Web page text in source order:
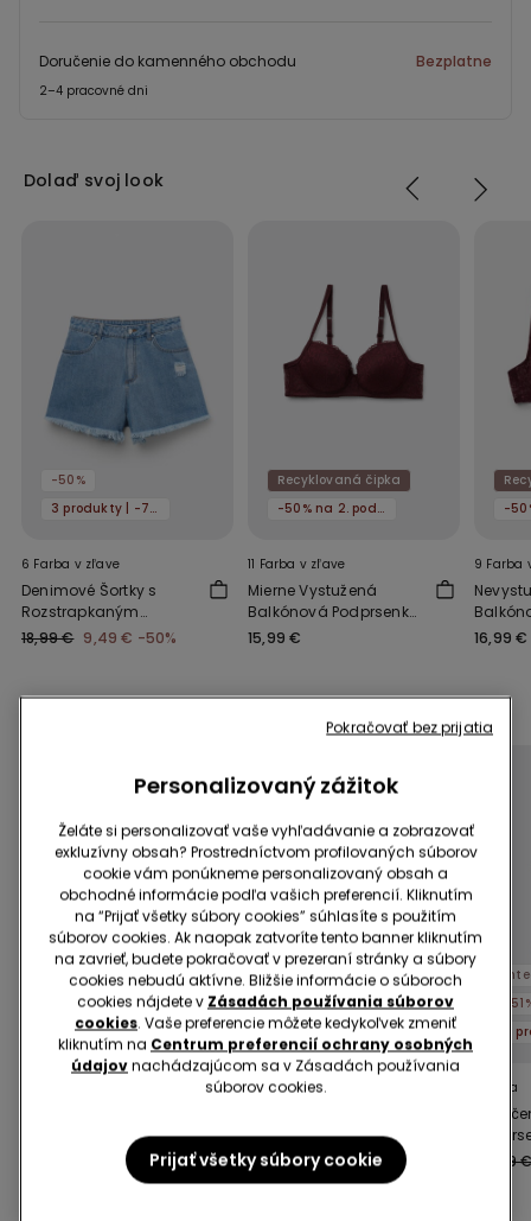
Doručenie do kamenného obchodu Bezplatne
2–4 pracovné dni
Dolaď svoj look
-50%
3 produkty | -70%
6 Farba v zľave
Denimové Šortky s
Rozstrapkaným
Okrajom
18,99 € 9,49 € -50%
Recyklovaná čipka
-50% na 2. podprsenku
11 Farba v zľave
Mierne Vystužená
Balkónová Podprsenka
Wien z Recyklovanej
15,99 €
9 Farba
z
16,99 €
Dokončite propagáciu3 produkty | -70%
Shaping efekt
-50%
3 produkty | -70%
s Neopracovaným
9,99 € -50%
-50%
3 produkty | -70%
1 Farba
22,99 € 11,49 €-50%
-
1 Farba
24,99
Personalizovaný zážitok
Želáte si personalizovať vaše vyhľadávanie a zobrazovať
exkluzívny obsah? Prostredníctvom profilovaných súborov
cookie vám ponúkneme personalizovaný obsah a
obchodné informácie podľa vašich preferencií. Kliknutím
na “Prijať všetky súbory cookies” súhlasíte s použitím
súborov cookies. Ak naopak zatvoríte tento banner kliknutím
na zavrieť, budete pokračovať v prezeraní stránky a súbory
cookies nebudú aktívne. Bližšie informácie o súboroch
cookies nájdete v Zásadách používania súborov
cookies. Vaše preferencie môžete kedykoľvek zmeniť
kliknutím na Centrum preferencií ochrany osobných
údajovnachádzajúcom sa v Zásadách používania
súborov cookies.
Prijať všetky súbory cookie
Pokračovať bez prijatia